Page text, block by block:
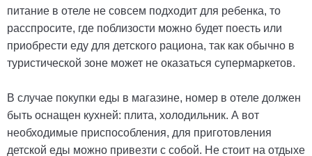
питание в отеле не совсем подходит для ребенка, то
расспросите, где поблизости можно будет поесть или
приобрести еду для детского рациона, так как обычно в
туристической зоне может не оказаться супермаркетов.
В случае покупки еды в магазине, номер в отеле должен
быть оснащен кухней: плита, холодильник. А вот
необходимые приспособления, для приготовления
детской еды можно привезти с собой. Не стоит на отдыхе